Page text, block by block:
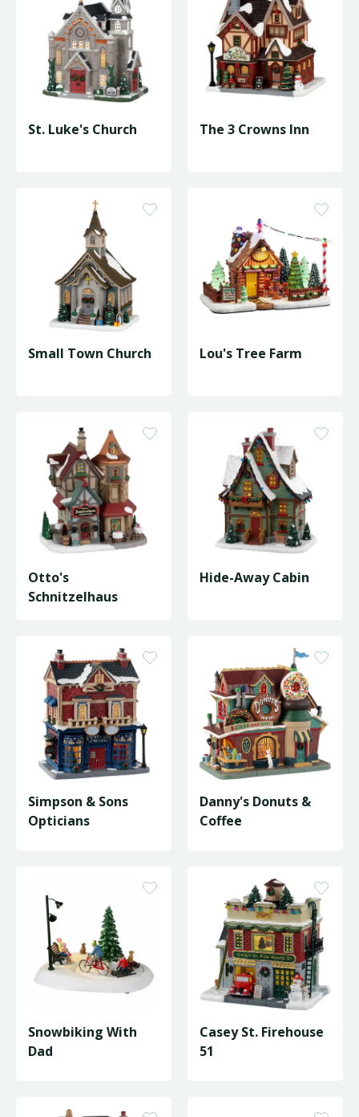
St. Luke's Church The 3 Crowns Inn
Small Town Church Lou's Tree Farm
Otto's
Schnitzelhaus
Hide-Away Cabin
Simpson & Sons
Opticians
Danny's Donuts &
Coffee
Snowbiking With
Dad
Casey St. Firehouse
51